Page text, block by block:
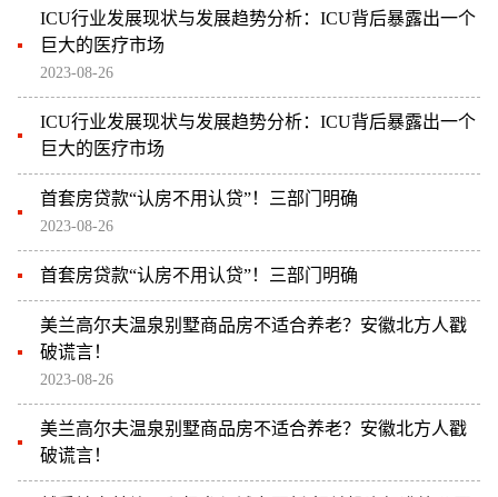
ICU行业发展现状与发展趋势分析：ICU背后暴露出一个
巨大的医疗市场
2023-08-26
ICU行业发展现状与发展趋势分析：ICU背后暴露出一个
巨大的医疗市场
首套房贷款“认房不用认贷”！三部门明确
2023-08-26
首套房贷款“认房不用认贷”！三部门明确
美兰高尔夫温泉别墅商品房不适合养老？安徽北方人戳
破谎言！
2023-08-26
美兰高尔夫温泉别墅商品房不适合养老？安徽北方人戳
破谎言！